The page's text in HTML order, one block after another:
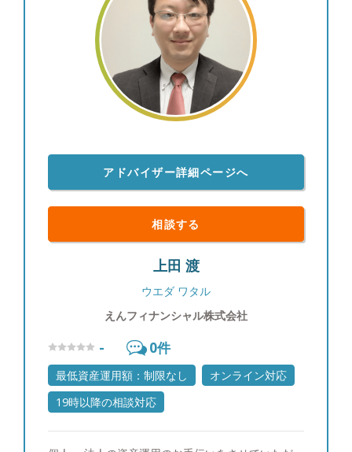
アドバイザー詳細ページへ
相談する
上田 渡
ウエダ ワタル
えんフィナンシャル株式会社
- 0件
最低資産運用額：制限なし
オンライン対応
19時以降の相談対応